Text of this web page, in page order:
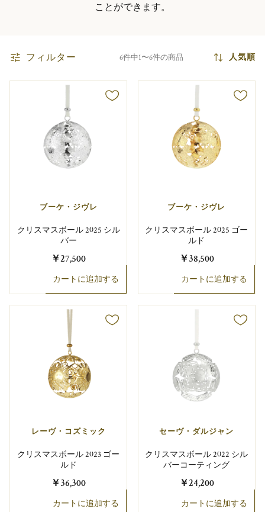
ことができます。
フィルター 6件中1〜6件の商品 人気順
ブーケ・ジヴレ
クリスマスボール 2025 シル
バー
￥27,500
カートに追加する
ブーケ・ジヴレ
クリスマスボール 2025 ゴー
ルド
￥38,500
カートに追加する
レーヴ・コズミック
クリスマスボール 2023 ゴー
ルド
￥36,300
カートに追加する
セーヴ・ダルジャン
クリスマスボール 2022 シル
バーコーティング
￥24,200
カートに追加する